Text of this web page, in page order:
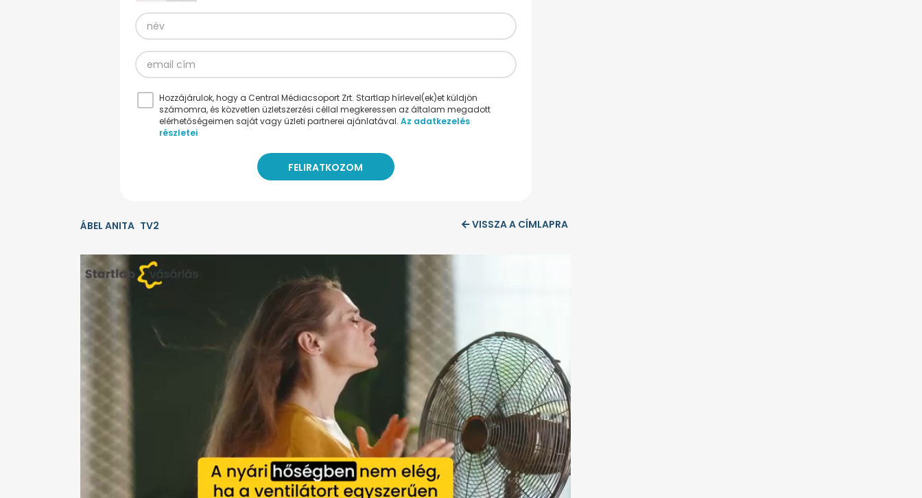
Hozzájárulok, hogy a Central Médiacsoport Zrt. Startlap hírlevel(ek)et küldjön
számomra, és közvetlen üzletszerzési céllal megkeressen az általam megadott
elérhetőségeimen saját vagy üzleti partnerei ajánlatával. Az adatkezelés
részletei
ÁBEL ANITA TV2 VISSZA A CÍMLAPRA